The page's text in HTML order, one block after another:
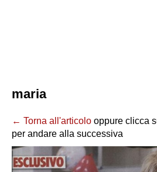
maria
← Torna all'articolo oppure clicca
per andare alla successiva